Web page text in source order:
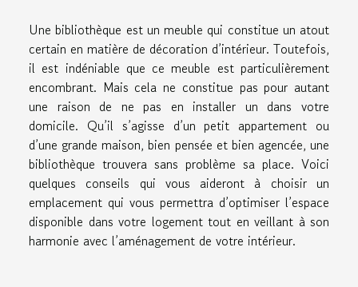
Une bibliothèque est un meuble qui constitue un atout
certain en matière de décoration d’intérieur. Toutefois,
il est indéniable que ce meuble est particulièrement
encombrant. Mais cela ne constitue pas pour autant
une raison de ne pas en installer un dans votre
domicile. Qu’il s’agisse d’un petit appartement ou
d’une grande maison, bien pensée et bien agencée, une
bibliothèque trouvera sans problème sa place. Voici
quelques conseils qui vous aideront à choisir un
emplacement qui vous permettra d’optimiser l’espace
disponible dans votre logement tout en veillant à son
harmonie avec l’aménagement de votre intérieur.